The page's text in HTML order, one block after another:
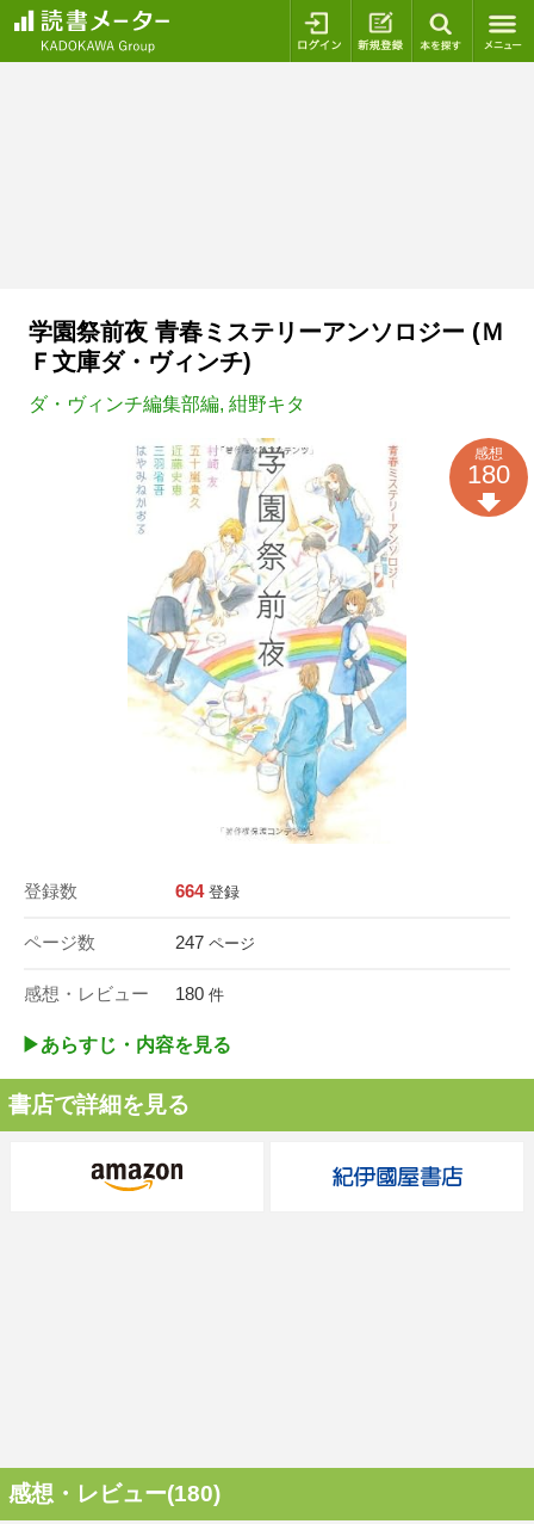
ログイン 新規登録
学園祭前夜 青春ミステリーアンソロジー (Ｍ
Ｆ文庫ダ・ヴィンチ)
ダ・ヴィンチ編集部編, 紺野キタ
登録数 664 登録
ページ数 247 ページ
感想・レビュー 180 件
感想
180
▶︎あらすじ・内容を見る
書店で詳細を見る
感想・レビュー(180)